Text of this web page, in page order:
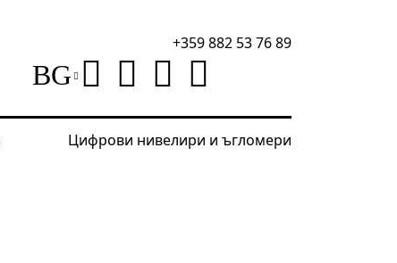
+359 882 53 76 89
BG
Цифрови нивелири и ъгломери